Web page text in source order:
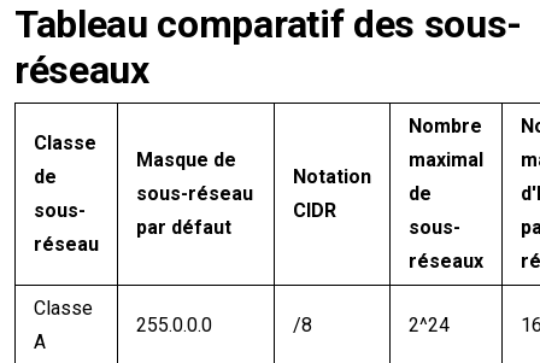
Tableau comparatif des sous-
réseaux
Classe
de
sous-
réseau
Masque de
sous-réseau
par défaut
Notation
CIDR
Nombre
maximal
de
sous-
réseaux
Classe
A
255.0.0.0 /8 2^24